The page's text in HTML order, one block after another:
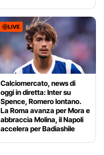
LIVE
Calciomercato, news di
oggi in diretta: Inter su
Spence, Romero lontano.
La Roma avanza per Mora e
abbraccia Molina, il Napoli
accelera per Badiashile